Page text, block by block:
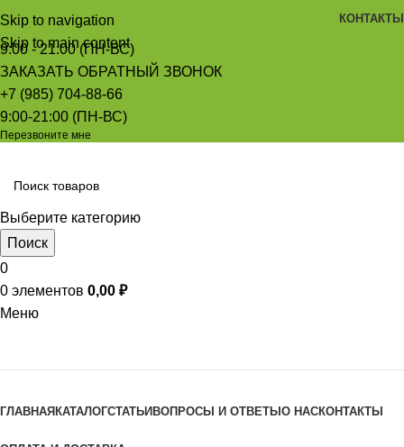
Skip to navigation
Skip to main content
КОНТАКТЫ
9:00 - 21:00 (ПН-ВС)
ЗАКАЗАТЬ ОБРАТНЫЙ ЗВОНОК
+7 (985) 704-88-66
9:00-21:00 (ПН-ВС)
Перезвоните мне
Выберите категорию
Поиск
0
0 элементов 0,00 ₽
Меню
ГЛАВНАЯ КАТАЛОГСТАТЬИ ВОПРОСЫ И ОТВЕТЫ О НАСКОНТАКТЫ